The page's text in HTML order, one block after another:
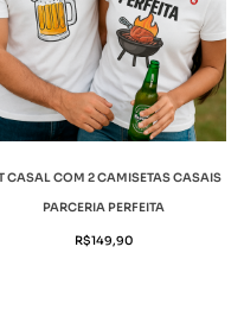
CASAL COM 2 CAMISETAS CASAIS
PARCERIA PERFEITA
R$149,90